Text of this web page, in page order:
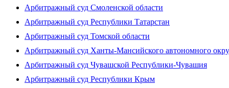
Арбитражный суд Смоленской области
Арбитражный суд Республики Татарстан
Арбитражный суд Томской области
Арбитражный суд Ханты-Мансийского автономного
Арбитражный суд Чувашской Республики-Чувашия
Арбитражный суд Республики Крым